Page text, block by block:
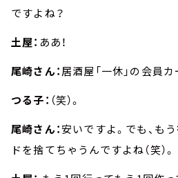
ですよね？
土屋： ああ！
尾崎さん：居酒屋「一休」の会員
つる子： （笑）。
尾崎さん：安いですよ。でも、も
ドを捨てちゃうんですよね（笑）。